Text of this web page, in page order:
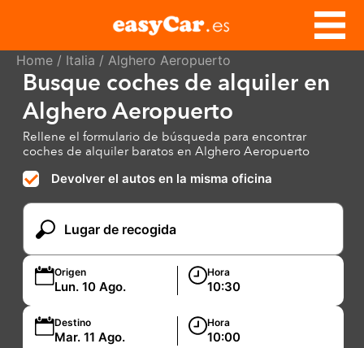
Home / Italia / Alghero Aeropuerto
Busque coches de alquiler en
Alghero Aeropuerto
Rellene el formulario de búsqueda para encontrar
coches de alquiler baratos en Alghero Aeropuerto
Devolver el autos en la misma oficina
Origen Hora
Destino Hora